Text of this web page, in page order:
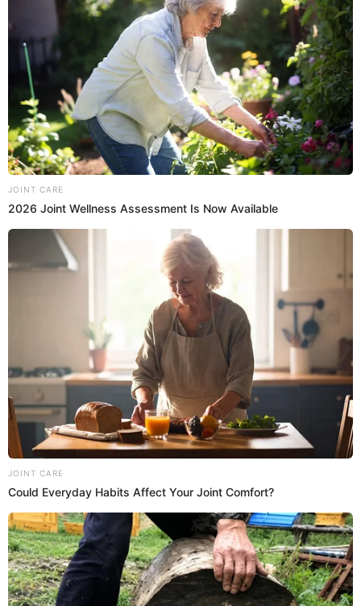
20:23 3/4/2024
Terminó el primer tiempo
Alianza Lima gana 1 a 0 al último campeón de la
Copa Libertadores, Fluminense, en el estadio
Alejandro Villanueva.
20:21
Alianza Lima vs. Fluminense: 47'
Jugadón
Kevin Serna volvió a complicar a los defensores con
una jugada de crack, luego asisitió a Waterman quien
no pudo pegarle bien al balón.
20:16 3/4/2024
Alianza Lima vs. Fluminense: 45'
Ataque peligroso